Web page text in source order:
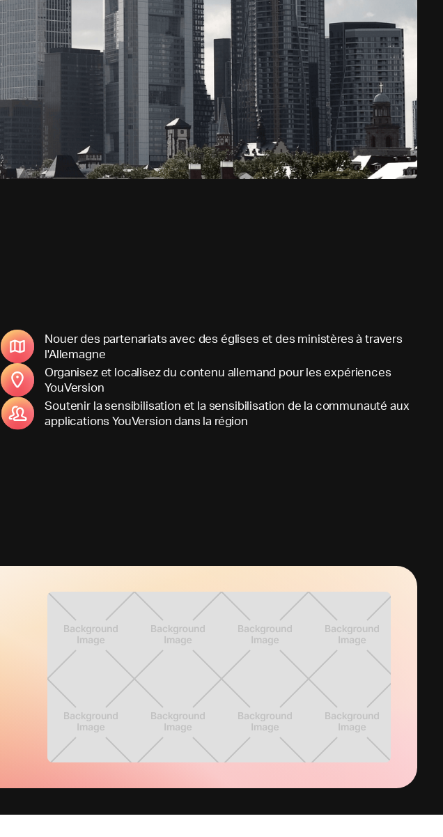
Nouer des partenariats avec des églises et des ministères à travers
l'Allemagne
Organisez et localisez du contenu allemand pour les expériences
YouVersion
Soutenir la sensibilisation et la sensibilisation de la communauté aux
applications YouVersion dans la région